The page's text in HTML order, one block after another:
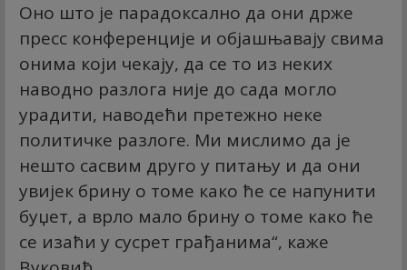
Оно што је парадоксално да они држе
пресс конференције и објашњавају свима
онима који чекају, да се то из неких
наводно разлога није до сада могло
урадити, наводећи претежно неке
политичке разлоге. Ми мислимо да је
нешто сасвим друго у питању и да они
увијек брину о томе како ће се напунити
буџет, а врло мало брину о томе како ће
се изаћи у сусрет грађанима“, каже